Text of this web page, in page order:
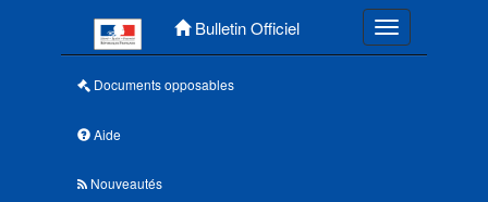
Bulletin Officiel Toggle
Documents opposables
Aide
Nouveautés